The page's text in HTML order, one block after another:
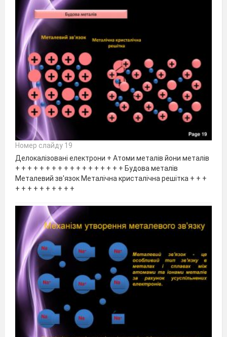
Номер слайду 19
Делокалізовані електрони + Атоми металів йони металів
+ + + + + + + + + + + + + + + + + + Будова металів
Металевий зв'язок Металічна кристалічна решітка + + +
+ + + + + + + + + +